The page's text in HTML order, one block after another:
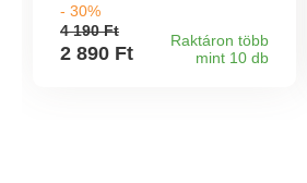
után. Ez a divatos, pántos
"ruha" valóban öltöztet.
Egyszerűen csak csavarja
- 30%
4 190 Ft
2 890 Ft
Raktáron több
mint 10 db